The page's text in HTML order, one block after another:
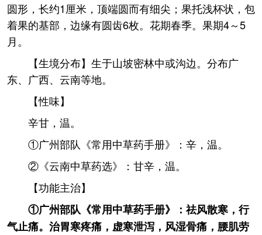
圆形，长约1厘米，顶端圆而有细尖；果托浅杯状，包
着果的基部，边缘有圆齿6枚。花期春季。果期4～5
月。
【生境分布】生于山坡密林中或沟边。分布广
东、广西、云南等地。
【性味】
辛甘，温。
①广州部队《常用中草药手册》：辛，温。
②《云南中草药选》：甘辛，温。
【功能主治】
①广州部队《常用中草药手册》：祛风散寒，行
气止痛。治胃寒疼痛，虚寒泄泻，风湿骨痛，腰肌劳